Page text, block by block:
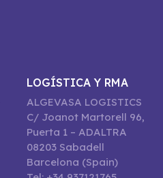
LOGÍSTICA Y RMA
ALGEVASA LOGISTICS
C/ Joanot Martorell 96,
Puerta 1 – ADALTRA
08203 Sabadell
Barcelona (Spain)